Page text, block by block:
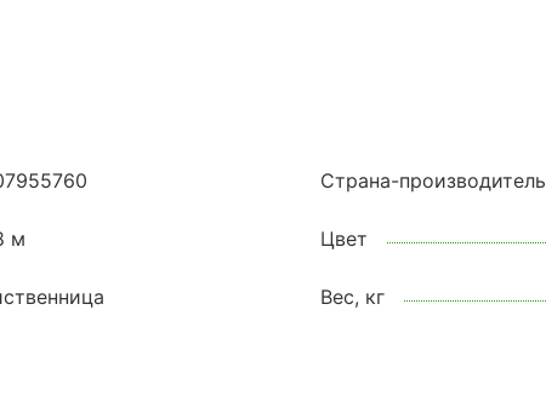
Страна-производитель
м Цвет
Вес, кг